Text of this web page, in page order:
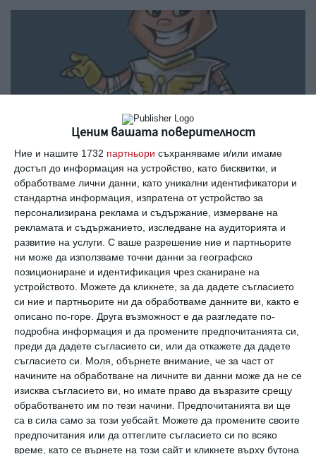
Ценим вашата поверителност
Ние и нашите 1732 партньори съхраняваме и/или имаме
достъп до информация на устройство, като бисквитки, и
обработваме лични данни, като уникални идентификатори и
стандартна информация, изпратена от устройство за
персонализирана реклама и съдържание, измерване на
рекламата и съдържанието, изследване на аудиторията и
развитие на услуги. С ваше разрешение ние и партньорите
ни може да използваме точни данни за географско
позициониране и идентификация чрез сканиране на
устройството. Можете да кликнете, за да дадете съгласието
си ние и партньорите ни да обработваме данните ви, както е
описано по-горе. Друга възможност е да разгледате по-
подробна информация и да промените предпочитанията си,
преди да дадете съгласието си, или да откажете да дадете
съгласието си.
Моля, обърнете внимание, че за част от
начините на обработване на личните ви данни може да не се
изисква съгласието ви, но имате право да възразите срещу
обработването им по тези начини. Предпочитанията ви ще
са в сила само за този уебсайт. Можете да промените своите
предпочитания или да оттеглите съгласието си по всяко
време, като се върнете на този сайт и кликнете върху бутона
Рисуван герой - приятел на децата в
железопътния транспорт
Кръщават го на 1 юни на Централна гара
31 май 2017 г.